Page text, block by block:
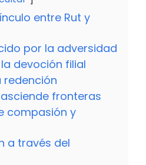
entre Rut y
por la adversidad
devoción filial
redención
fronteras
compasión y
a través del